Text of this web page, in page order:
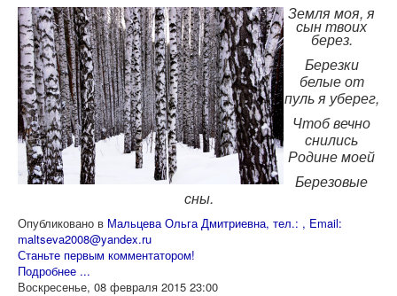
Земля моя, я
сын твоих
берез.
Березки
белые от
пуль я уберег,
Чтоб вечно
снились
Родине моей
Березовые
сны.
Опубликовано в Мальцева Ольга Дмитриевна, тел.: , Email:
maltseva2008@yandex.ru
Станьте первым комментатором!
Подробнее ...
Воскресенье, 08 февраля 2015 23:00